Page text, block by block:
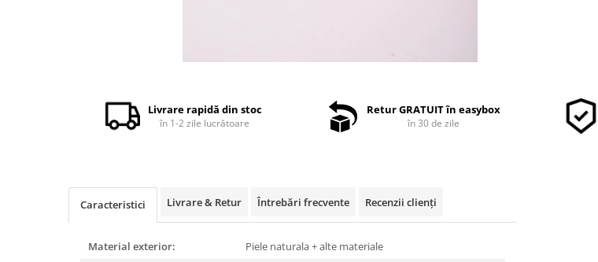
Facebook
Livrare rapidă din stoc
în 1-2 zile lucrătoare
Retur GRATUIT în easybox
în 30 de zile
Caracteristici Livrare & Retur Întrebări frecvente Recenzii clienți
Material exterior:
Piele naturala + alte materiale